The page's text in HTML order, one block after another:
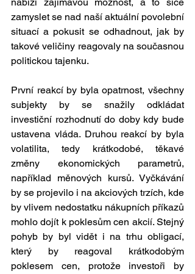
nabízí zajímavou možnost, a to sice
zamyslet se nad naší aktuální povolební
situací a pokusit se odhadnout, jak by
takové veličiny reagovaly na současnou
politickou tajenku.
První reakcí by byla opatrnost, všechny
subjekty by se snažily odkládat
investiční rozhodnutí do doby kdy bude
ustavena vláda. Druhou reakcí by byla
volatilita, tedy krátkodobé, těkavé
změny ekonomických parametrů,
například měnových kursů. Vyčkávání
by se projevilo i na akciových trzích, kde
by vlivem nedostatku nákupních příkazů
mohlo dojít k poklesům cen akcií. Stejný
pohyb by byl vidět i na trhu obligací,
který by reagoval krátkodobým
poklesem cen, protože investoři by